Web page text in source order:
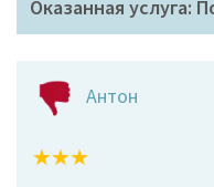
Оказанная услуга:
Антон